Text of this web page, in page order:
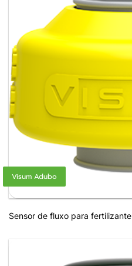
Visum Adubo
Sensor de fluxo para fertilizante